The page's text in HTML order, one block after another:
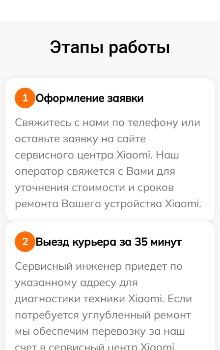
Этапы работы
1
Оформление заявки
Свяжитесь с нами по телефону или
оставьте заявку на сайте
сервисного центра Xiaomi. Наш
оператор свяжется с Вами для
уточнения стоимости и сроков
ремонта Вашего устройства Xiaomi.
2
Выезд курьера за 35 минут
Сервисный инженер приедет по
указанному адресу для
диагностики техники Xiaomi. Если
потребуется углубленный ремонт
мы обеспечим перевозку за наш
счет в сервисный центр Xiaomi.